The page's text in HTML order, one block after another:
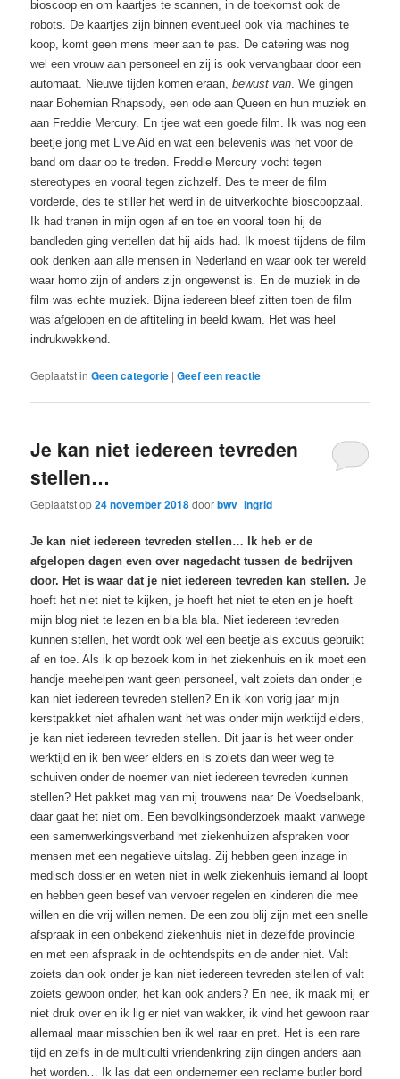
bioscoop en om kaartjes te scannen, in de toekomst ook de
robots. De kaartjes zijn binnen eventueel ook via machines te
koop, komt geen mens meer aan te pas. De catering was nog
wel een vrouw aan personeel en zij is ook vervangbaar door een
automaat. Nieuwe tijden komen eraan,bewust van . We gingen
naar Bohemian Rhapsody, een ode aan Queen en hun muziek en
aan Freddie Mercury. En tjee wat een goede film. Ik was nog een
beetje jong met Live Aid en wat een belevenis was het voor de
band om daar op te treden. Freddie Mercury vocht tegen
stereotypes en vooral tegen zichzelf. Des te meer de film
vorderde, des te stiller het werd in de uitverkochte bioscoopzaal.
Ik had tranen in mijn ogen af en toe en vooral toen hij de
bandleden ging vertellen dat hij aids had. Ik moest tijdens de film
ook denken aan alle mensen in Nederland en waar ook ter wereld
waar homo zijn of anders zijn ongewenst is. En de muziek in de
film was echte muziek. Bijna iedereen bleef zitten toen de film
was afgelopen en de aftiteling in beeld kwam. Het was heel
indrukwekkend.
Geplaatst in Geen categorie |Geef een reactie
Je kan niet iedereen tevreden
stellen…
Geplaatst op24 november 2018doorbwv_ingrid
Je kan niet iedereen tevreden stellen… Ik heb er de
afgelopen dagen even over nagedacht tussen de bedrijven
door. Het is waar dat je niet iedereen tevreden kan stellen. Je
hoeft het niet niet te kijken, je hoeft het niet te eten en je hoeft
mijn blog niet te lezen en bla bla bla. Niet iedereen tevreden
kunnen stellen, het wordt ook wel een beetje als excuus gebruikt
af en toe. Als ik op bezoek kom in het ziekenhuis en ik moet een
handje meehelpen want geen personeel, valt zoiets dan onder je
kan niet iedereen tevreden stellen? En ik kon vorig jaar mijn
kerstpakket niet afhalen want het was onder mijn werktijd elders,
je kan niet iedereen tevreden stellen. Dit jaar is het weer onder
werktijd en ik ben weer elders en is zoiets dan weer weg te
schuiven onder de noemer van niet iedereen tevreden kunnen
stellen? Het pakket mag van mij trouwens naar De Voedselbank,
daar gaat het niet om. Een bevolkingsonderzoek maakt vanwege
een samenwerkingsverband met ziekenhuizen afspraken voor
mensen met een negatieve uitslag. Zij hebben geen inzage in
medisch dossier en weten niet in welk ziekenhuis iemand al loopt
en hebben geen besef van vervoer regelen en kinderen die mee
willen en die vrij willen nemen. De een zou blij zijn met een snelle
afspraak in een onbekend ziekenhuis niet in dezelfde provincie
en met een afspraak in de ochtendspits en de ander niet. Valt
zoiets dan ook onder je kan niet iedereen tevreden stellen of valt
zoiets gewoon onder, het kan ook anders? En nee, ik maak mij er
niet druk over en ik lig er niet van wakker, ik vind het gewoon raar
allemaal maar misschien ben ik wel raar en pret. Het is een rare
tijd en zelfs in de multiculti vriendenkring zijn dingen anders aan
het worden… Ik las dat een ondernemer een reclame butler bord